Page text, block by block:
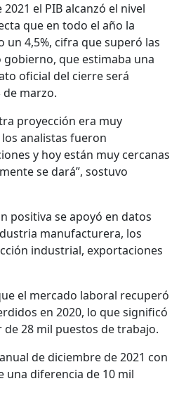
el PIB alcanzó el nivel
que en todo el año la
un 4,5%, cifra que superó las
que estimaba una
oficial del cierre será
marzo.
proyección era muy
analistas fueron
y hoy están muy cercanas
se dará”, sostuvo
positiva se apoyó en datos
manufacturera, los
industrial, exportaciones
el mercado laboral recuperó
en 2020, lo que significó
28 mil puestos de trabajo.
de diciembre de 2021 con
una diferencia de 10 mil